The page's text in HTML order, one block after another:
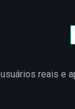
reais e